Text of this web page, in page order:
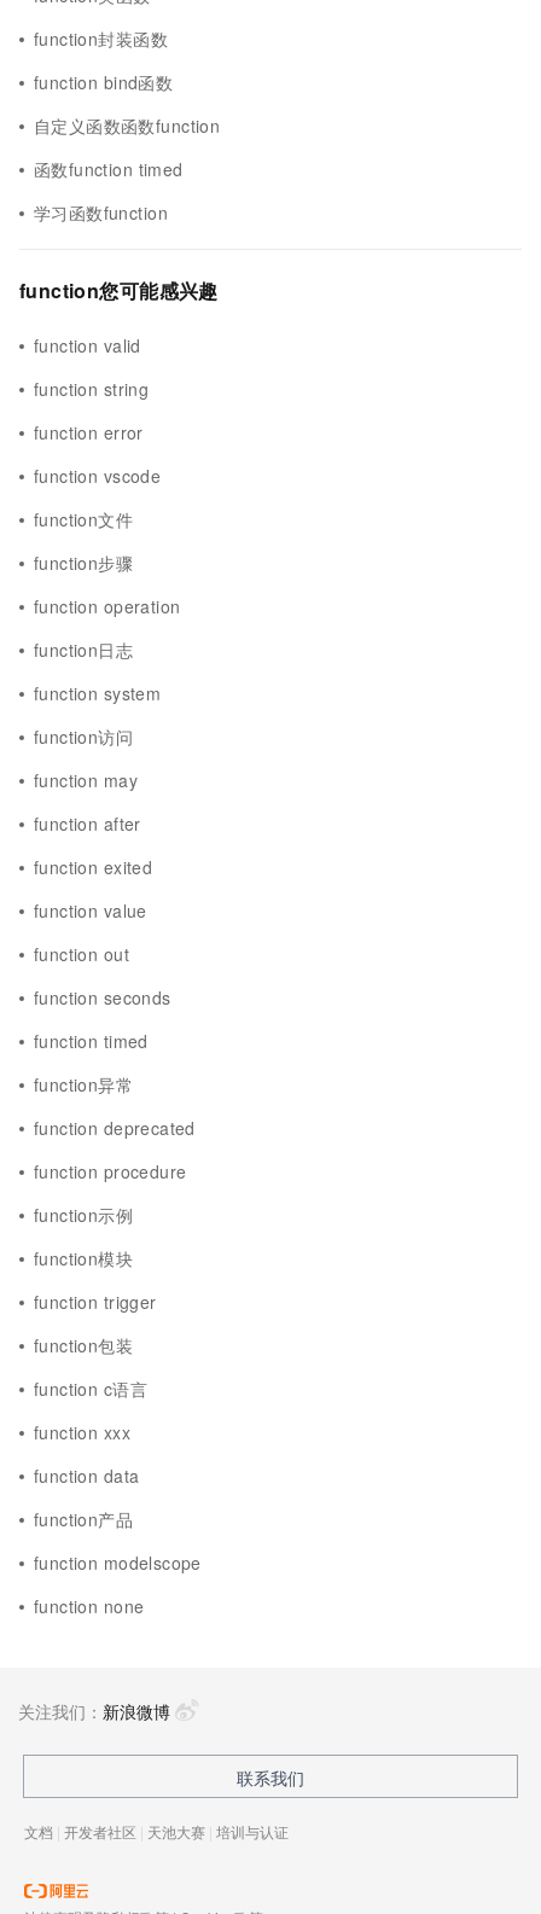
function封装函数
function bind函数
自定义函数函数function
函数function timed
学习函数function
function您可能感兴趣
function valid
function string
function error
function vscode
function文件
function步骤
function operation
function日志
function system
function访问
function may
function after
function exited
function value
function out
function seconds
function timed
function异常
function deprecated
function procedure
function示例
function模块
function trigger
function包装
function c语言
function xxx
function data
function产品
function modelscope
function none
关注我们： 新浪微博
联系我们
文档 | 开发者社区 | 天池大赛 | 培训与认证